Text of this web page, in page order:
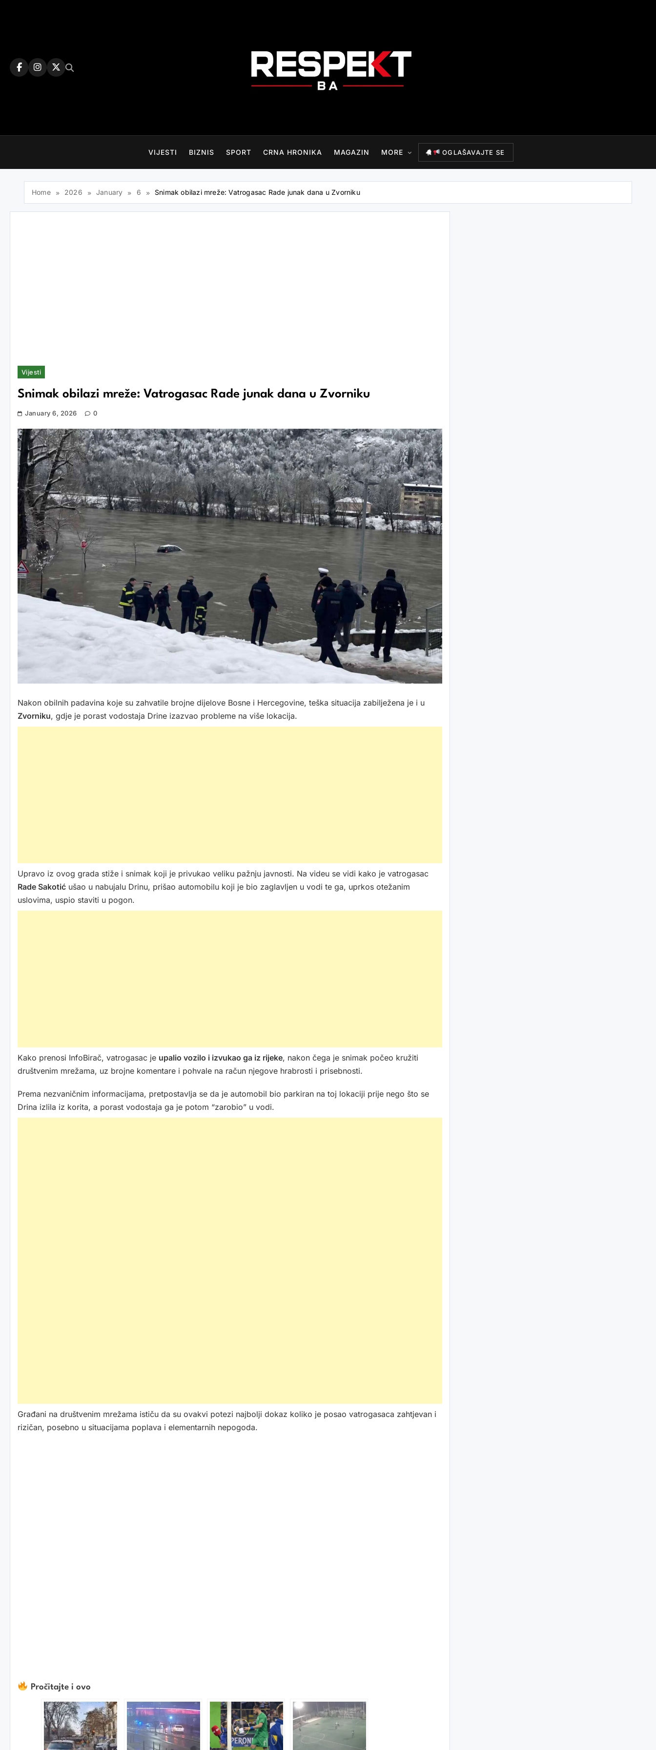
VIJESTI BIZNIS SPORT CRNA HRONIKA MAGAZIN MORE OGLAŠAVAJTE SE
Home 2026 January 6 Snimak obilazi mreže: Vatrogasac Rade junak dana u Zvorniku
Vijesti
Snimak obilazi mreže: Vatrogasac Rade junak dana u Zvorniku
January 6, 2026 0
Nakon obilnih padavina koje su zahvatile brojne dijelove Bosne i Hercegovine, teška situacija zabilježena je i u
Zvorniku, gdje je porast vodostaja Drine izazvao probleme na više lokacija.
Upravo iz ovog grada stiže i snimak koji je privukao veliku pažnju javnosti. Na videu se vidi kako je vatrogasac
Rade Sakotić ušao u nabujalu Drinu, prišao automobilu koji je bio zaglavljen u vodi te ga, uprkos otežanim
uslovima, uspio staviti u pogon.
Kako prenosi InfoBirač, vatrogasac je upalio vozilo i izvukao ga iz rijeke, nakon čega je snimak počeo kružiti
društvenim mrežama, uz brojne komentare i pohvale na račun njegove hrabrosti i prisebnosti.
Prema nezvaničnim informacijama, pretpostavlja se da je automobil bio parkiran na toj lokaciji prije nego što se
Drina izlila iz korita, a porast vodostaja ga je potom “zarobio” u vodi.
Građani na društvenim mrežama ističu da su ovakvi potezi najbolji dokaz koliko je posao vatrogasaca zahtjevan i
rizičan, posebno u situacijama poplava i elementarnih nepogoda.
Pročitajte i ovo